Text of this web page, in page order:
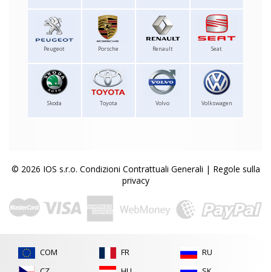
Peugeot Porsche Renault Seat
Skoda Toyota Volvo Volkswagen
© 2026 IOS s.r.o. Condizioni Contrattuali Generali | Regole sulla
privacy
COM
FR
RU